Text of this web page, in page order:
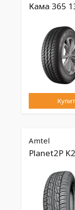
Кама 365
Amtel
Planet2P